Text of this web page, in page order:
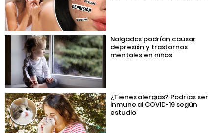
Nalgadas podrían causar
depresión y trastornos
mentales en niños
¿Tienes alergias? Podrías ser
inmune al COVID-19 según
estudio